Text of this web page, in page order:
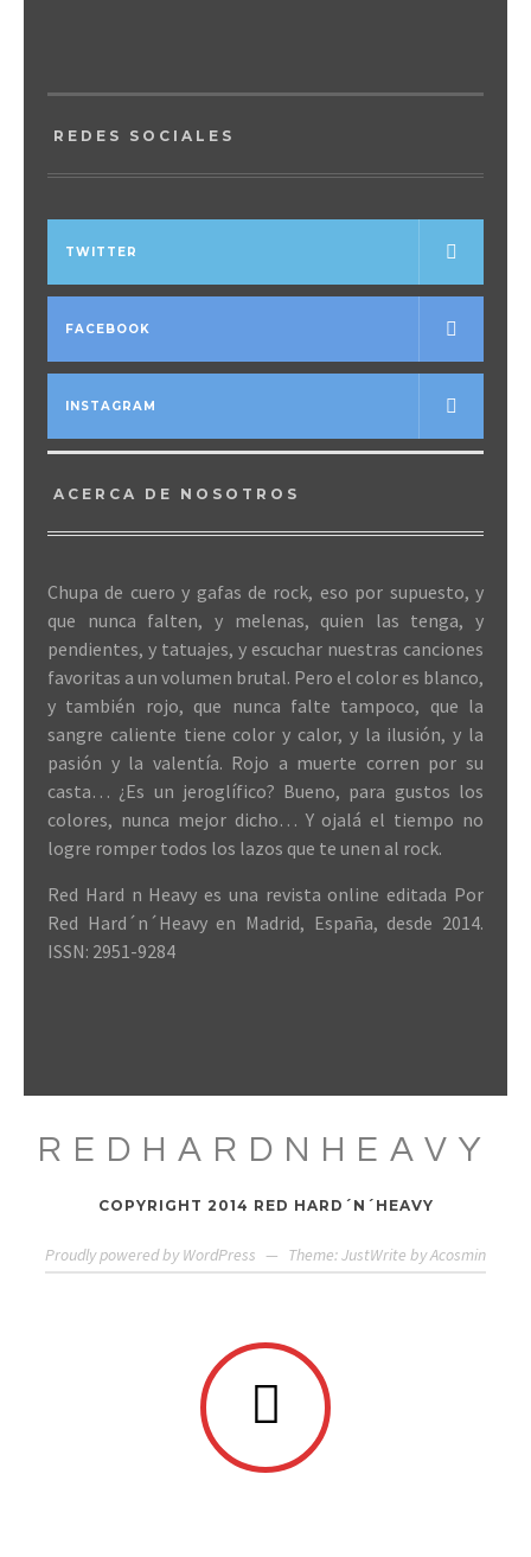
REDES SOCIALES
TWITTER
FACEBOOK
INSTAGRAM
ACERCA DE NOSOTROS
Chupa de cuero y gafas de rock, eso por supuesto, y
que nunca falten, y melenas, quien las tenga, y
pendientes, y tatuajes, y escuchar nuestras canciones
favoritas a un volumen brutal. Pero el color es blanco,
y también rojo, que nunca falte tampoco, que la
sangre caliente tiene color y calor, y la ilusión, y la
pasión y la valentía. Rojo a muerte corren por su
casta… ¿Es un jeroglífico? Bueno, para gustos los
colores, nunca mejor dicho… Y ojalá el tiempo no
logre romper todos los lazos que te unen al rock.
Red Hard n Heavy es una revista online editada Por
Red Hard´n´Heavy en Madrid, España, desde 2014.
ISSN: 2951-9284
REDHARDNHEAVY
COPYRIGHT 2014 RED HARD´N´HEAVY
Proudly powered by WordPress — Theme: JustWrite byAcosmin